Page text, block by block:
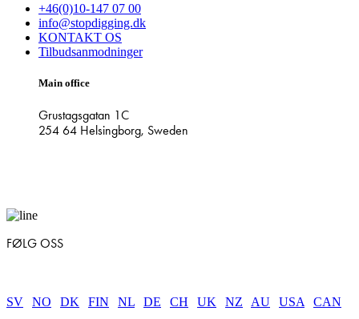
+46(0)10-147 07 00
info@stopdigging.dk
KONTAKT OS
Tilbudsanmodninger
Main office
Grustagsgatan 1C
254 64 Helsingborg, Sweden
FØLG OSS
SV NO DK FIN NL DE CH UK NZ AU USA CAN